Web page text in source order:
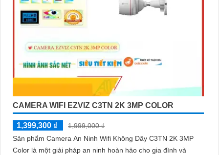
CAMERA WIFI EZVIZ C3TN 2K 3MP COLOR
1,399,300 ₫
1,999,000 ₫
Sản phẩm Camera An Ninh Wifi Không Dây C3TN 2K 3MP
Color là một giải pháp an ninh hoàn hảo cho gia đình và